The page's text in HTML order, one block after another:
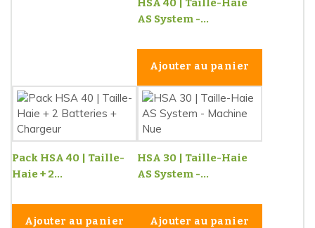
HSA 40 | Taille-Haie
AS System -...
Ajouter au panier
Pack HSA 40 | Taille-
Haie + 2...
Ajouter au panier
HSA 30 | Taille-Haie
AS System -...
Ajouter au panier